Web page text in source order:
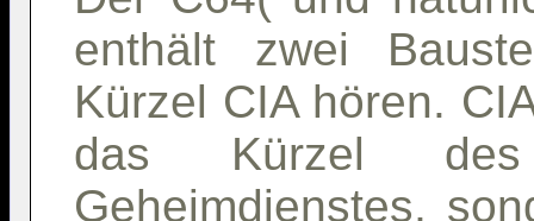
enthält zwei
Kürzel CIA hören.
das Kürzel des
Geheimdienstes,